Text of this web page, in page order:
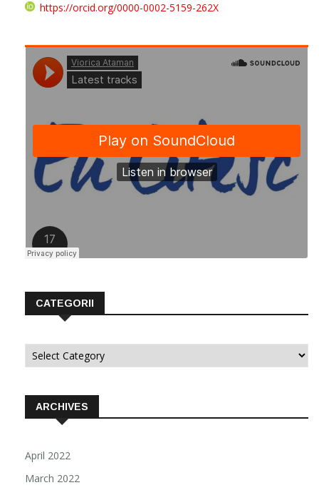
https://orcid.org/0000-0002-5159-262X
CATEGORII
Categorii
ARCHIVES
April 2022
March 2022